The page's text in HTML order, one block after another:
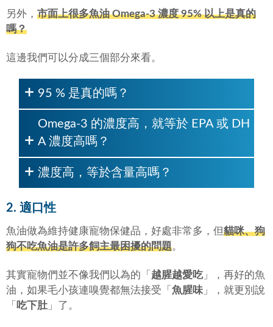
另外， 市面上很多魚油 Omega-3 濃度 95% 以上是真的
嗎？
這邊我們可以分成三個部分來看。
95 % 是真的嗎？
Omega-3 的濃度高，就等於 EPA 或 DH
A 濃度高嗎？
濃度高，等於含量高嗎？
2. 適口性
魚油做為維持健康寵物保健品，好處非常多，但貓咪、狗
狗不吃魚油是許多飼主最困擾的問題。
其實寵物們並不像我們以為的「 越腥越愛吃 」，再好的魚
油，如果毛小孩連嗅覺都無法接受「 魚腥味 」，就更別說
「 吃下肚 」了。